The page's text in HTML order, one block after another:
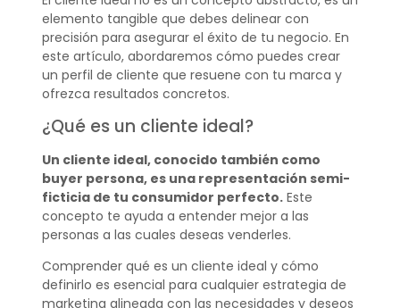
elemento tangible que debes delinear con
precisión para asegurar el éxito de tu negocio. En
este artículo, abordaremos cómo puedes crear
un perfil de cliente que resuene con tu marca y
ofrezca resultados concretos.
¿Qué es un cliente ideal?
Un cliente ideal, conocido también como
buyer persona, es una representación semi-
ficticia de tu consumidor perfecto.Este
concepto te ayuda a entender mejor a las
personas a las cuales deseas venderles.
Comprender qué es un cliente ideal y cómo
definirlo es esencial para cualquier estrategia de
marketing alineada con las necesidades y deseos